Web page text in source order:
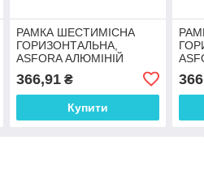
РАМКА ШЕСТИМІСНА
ГОРИЗОНТАЛЬНА,
ASFORA АЛЮМІНІЙ
366,91₴
Купити